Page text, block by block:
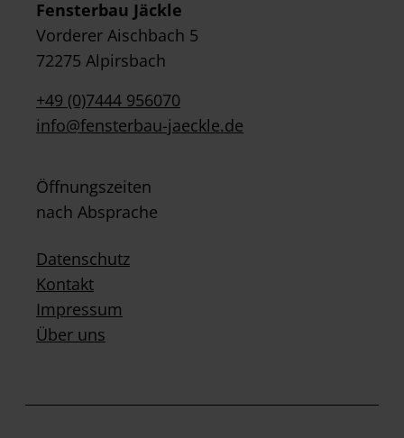
Fensterbau Jäckle
Vorderer Aischbach 5
72275 Alpirsbach
+49 (0)7444 956070
info@fensterbau-jaeckle.de
Öffnungszeiten
nach Absprache
Datenschutz
Kontakt
Impressum
Über uns